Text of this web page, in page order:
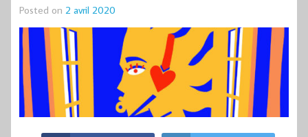
Posted on 2 avril 2020